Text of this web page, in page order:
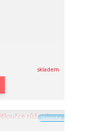
skladem
Novinka